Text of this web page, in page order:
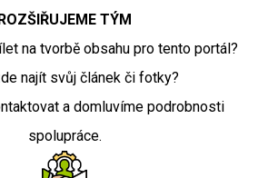
TÝM
na tvorbě obsahu pro tento portál?
najít svůj článek či fotky?
a domluvíme podrobnosti
spolupráce.